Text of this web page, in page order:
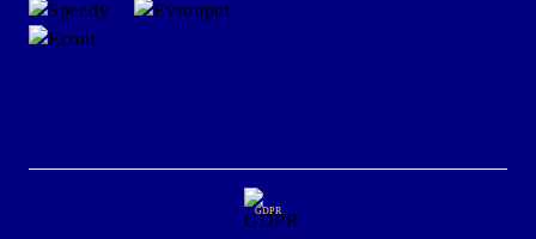
GDPR